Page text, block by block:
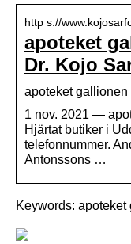
http s://
apoteket
Dr. Kojo
apoteket gallionen
1 nov. 2021 —
Hjärtat butiker i
telefonnummer.
Antonssons …
Keywords: apoteket